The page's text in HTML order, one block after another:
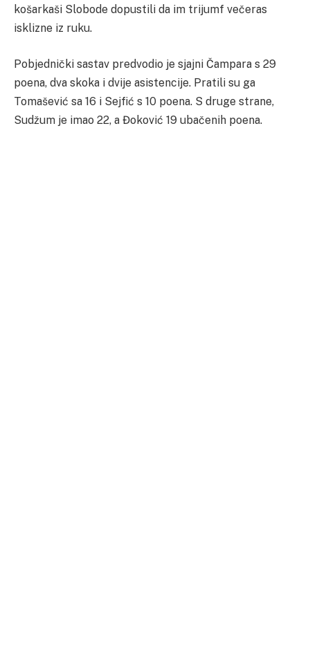
košarkaši Slobode dopustili da im trijumf večeras
isklizne iz ruku.
Pobjednički sastav predvodio je sjajni Čampara s 29
poena, dva skoka i dvije asistencije. Pratili su ga
Tomašević sa 16 i Sejfić s 10 poena. S druge strane,
Sudžum je imao 22, a Đoković 19 ubačenih poena.